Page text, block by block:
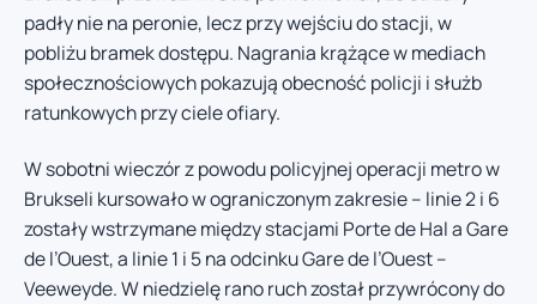
padły nie na peronie, lecz przy wejściu do stacji, w
pobliżu bramek dostępu. Nagrania krążące w mediach
społecznościowych pokazują obecność policji i służb
ratunkowych przy ciele ofiary.
W sobotni wieczór z powodu policyjnej operacji metro w
Brukseli kursowało w ograniczonym zakresie – linie 2 i 6
zostały wstrzymane między stacjami Porte de Hal a Gare
de l’Ouest, a linie 1 i 5 na odcinku Gare de l’Ouest –
Veeweyde. W niedzielę rano ruch został przywrócony do